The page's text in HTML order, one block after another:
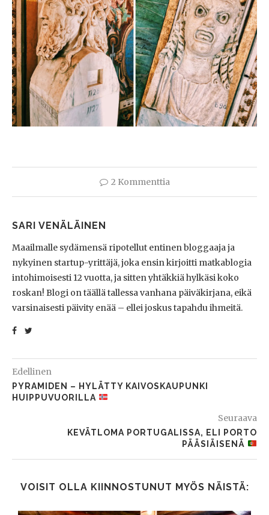
2 Kommenttia
SARI VENÄLÄINEN
Maailmalle sydämensä ripotellut entinen bloggaaja ja
nykyinen startup-yrittäjä, joka ensin kirjoitti matkablogia
intohimoisesti 12 vuotta, ja sitten yhtäkkiä hylkäsi koko
roskan! Blogi on täällä tallessa vanhana päiväkirjana, eikä
varsinaisesti päivity enää – ellei joskus tapahdu ihmeitä.
Edellinen
PYRAMIDEN – HYLÄTTY KAIVOSKAUPUNKI
HUIPPUVUORILLA
Seuraava
KEVÄTLOMA PORTUGALISSA, ELI PORTO
PÄÄSIÄISENÄ
VOISIT OLLA KIINNOSTUNUT MYÖS NÄISTÄ: